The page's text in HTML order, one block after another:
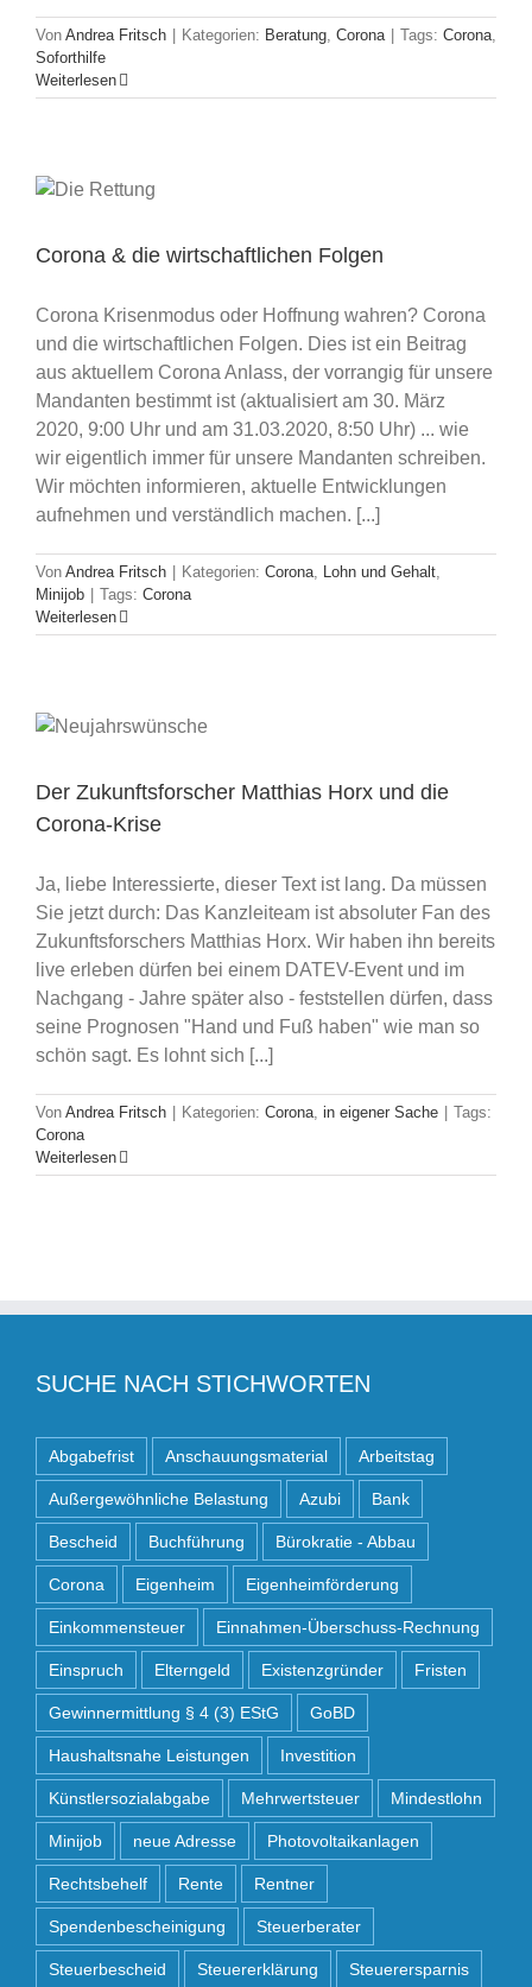
Von Andrea Fritsch Kategorien: Beratung Corona Tags: Corona
Soforthilfe
Weiterlesen
Corona & die wirtschaftlichen Folgen
Corona Krisenmodus oder Hoffnung wahren? Corona
und die wirtschaftlichen Folgen. Dies ist ein Beitrag
aus aktuellem Corona Anlass, der vorrangig für unsere
Mandanten bestimmt ist (aktualisiert am 30. März
2020, 9:00 Uhr und am 31.03.2020, 8:50 Uhr) ... wie
wir eigentlich immer für unsere Mandanten schreiben.
Wir möchten informieren, aktuelle Entwicklungen
aufnehmen und verständlich machen. [...]
Von Andrea Fritsch Kategorien: Corona Lohn und Gehalt
Minijob
Tags: Corona
Weiterlesen
Der Zukunftsforscher Matthias Horx und die
Corona-Krise
Ja, liebe Interessierte, dieser Text ist lang. Da müssen
Sie jetzt durch: Das Kanzleiteam ist absoluter Fan des
Zukunftsforschers Matthias Horx. Wir haben ihn bereits
live erleben dürfen bei einem DATEV-Event und im
Nachgang - Jahre später also - feststellen dürfen, dass
seine Prognosen "Hand und Fuß haben" wie man so
schön sagt. Es lohnt sich [...]
Von Andrea Fritsch Kategorien: Corona in eigener Sache
Tags:
Corona
Weiterlesen
SUCHE NACH STICHWORTEN
Abgabefrist Anschauungsmaterial Arbeitstag
Außergewöhnliche Belastung Azubi Bank
Bescheid Buchführung Bürokratie - Abbau
Corona Eigenheim Eigenheimförderung
Einkommensteuer Einnahmen-Überschuss-Rechnung
Einspruch Elterngeld Existenzgründer Fristen
Gewinnermittlung § 4 (3) EStG GoBD
Haushaltsnahe Leistungen Investition
Künstlersozialabgabe Mehrwertsteuer Mindestlohn
Minijob neue Adresse Photovoltaikanlagen
Rechtsbehelf Rente Rentner
Spendenbescheinigung Steuerberater
Steuerbescheid Steuererklärung Steuerersparnis